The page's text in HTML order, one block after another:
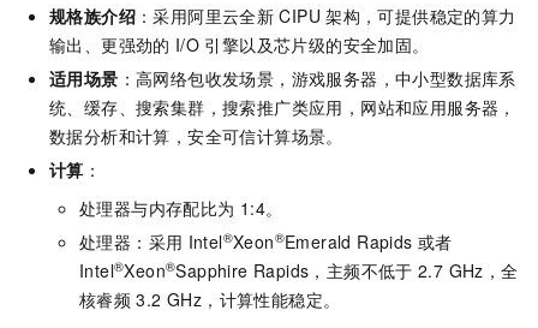
规格族介绍 ：采用阿里云全新 CIPU 架构，可提供稳定的算力
输出、更强劲的 I/O 引擎以及芯片级的安全加固。
适用场景 ：高网络包收发场景，游戏服务器，中小型数据库系
统、缓存、搜索集群，搜索推广类应用，网站和应用服务器，
数据分析和计算，安全可信计算场景。
计算 ：
处理器与内存配比为 1:4。
处理器：采用 Intel®Xeon®Emerald Rapids 或者
Intel®Xeon®Sapphire Rapids，主频不低于 2.7 GHz，全
核睿频 3.2 GHz，计算性能稳定。